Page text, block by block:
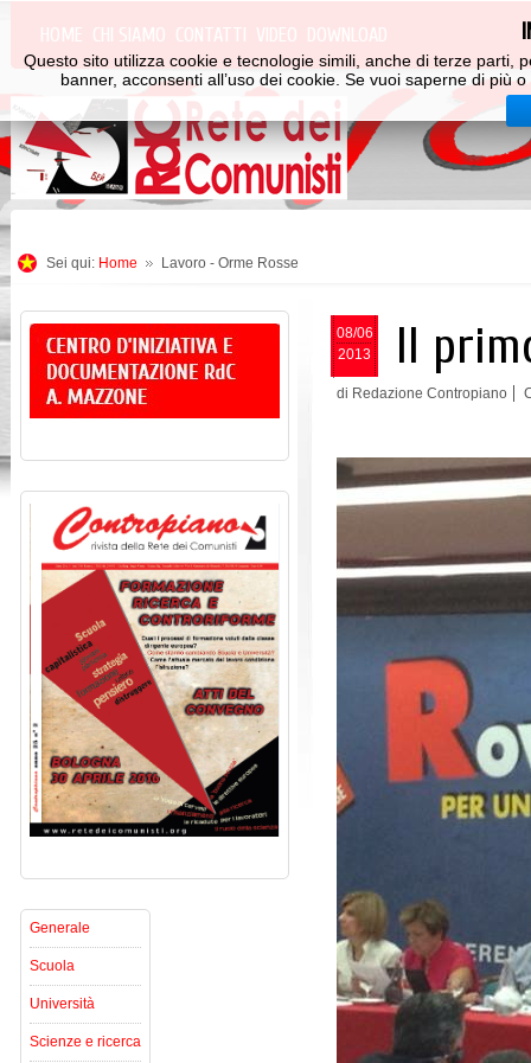
HOME CHI SIAMO CONTATTI VIDEO DOWNLOAD
Sei qui: Home Lavoro - Orme Rosse
Questo sito utilizza cookie e tecnologie simili, anche di terze
banner, acconsenti all’uso dei cookie. Se vuoi saperne di
08/06
2013
Il
di Redazione Contropiano
Generale
Scuola
Università
Scienze e ricerca